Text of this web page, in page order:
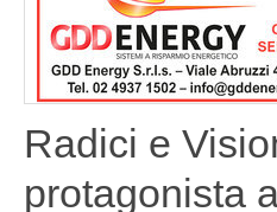
Radici e
protagonista